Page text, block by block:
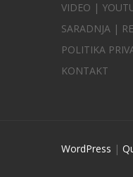
VIDEO |
SARADNJA |
POLITIKA
KONTAKT
WordPress |